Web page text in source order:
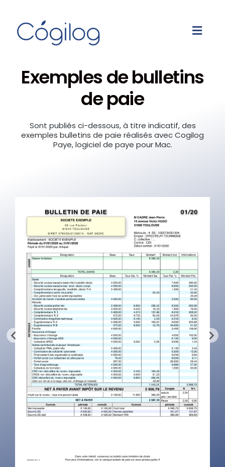
Exemples de bulletins
de paie
Sont publiés ci-dessous, à titre indicatif, des
exemples bulletins de paie réalisés avec Cogilog
Paye, logiciel de paye pour Mac.